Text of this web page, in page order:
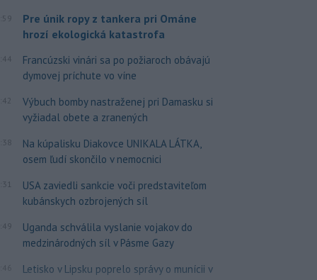
Pre únik ropy z tankera pri Ománe
hrozí ekologická katastrofa
Francúzski vinári sa po požiaroch obávajú
dymovej príchute vo víne
Výbuch bomby nastraženej pri Damasku si
vyžiadal obete a zranených
Na kúpalisku Diakovce UNIKALA LÁTKA,
osem ľudí skončilo v nemocnici
USA zaviedli sankcie voči predstaviteľom
kubánskych ozbrojených síl
Uganda schválila vyslanie vojakov do
medzinárodných síl v Pásme Gazy
Letisko v Lipsku poprelo správy o munícii v